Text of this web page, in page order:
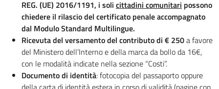
REG. (UE) 2016/1191, i soli cittadini comunitari possono
chiedere il rilascio del certificato penale accompagnato
dal Modulo Standard Multilingue.
Ricevuta del versamento del contributo di € 250a favore
del Ministero dell’Interno e della marca da bollo da 16€,
con le modalità indicate nella sezione “Costi”.
Documento di identità: fotocopia del passaporto oppure